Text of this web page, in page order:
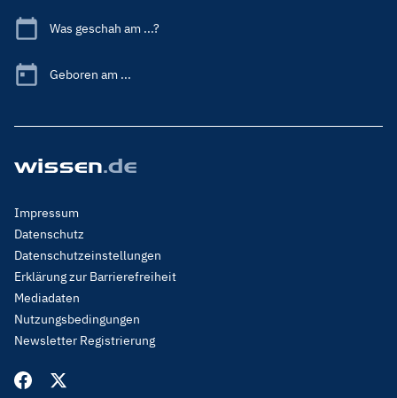
Was geschah am ...?
Geboren am ...
Footer
Menu
Legal
Impressum
Datenschutz
Datenschutzeinstellungen
Erklärung zur Barrierefreiheit
Mediadaten
Nutzungsbedingungen
Newsletter Registrierung